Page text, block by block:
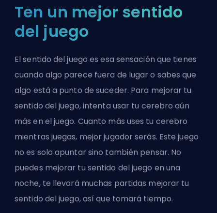
Ten un mejor sentido
del juego
El sentido del juego es esa sensación que tienes
cuando algo parece fuera de lugar o sabes que
algo está a punto de suceder. Para mejorar tu
sentido del juego, intenta usar tu cerebro aún
más en el juego. Cuanto más uses tu cerebro
mientras juegas, mejor jugador serás. Este juego
no es solo apuntar sino también pensar. No
puedes mejorar tu sentido del juego en una
noche, te llevará muchas partidas mejorar tu
sentido del juego, así que tomará tiempo.